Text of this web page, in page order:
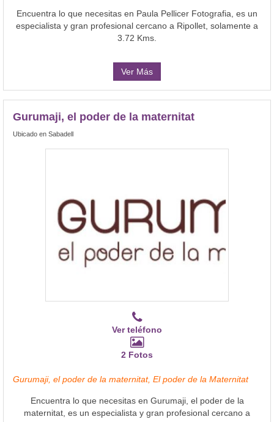
Encuentra lo que necesitas en Paula Pellicer Fotografia, es un
especialista y gran profesional cercano a Ripollet, solamente a
3.72 Kms.
Ver Más
Gurumaji, el poder de la maternitat
Ubicado en Sabadell
Ver teléfono
2 Fotos
Gurumaji, el poder de la maternitat, El poder de la Maternitat
Encuentra lo que necesitas en Gurumaji, el poder de la
maternitat, es un especialista y gran profesional cercano a